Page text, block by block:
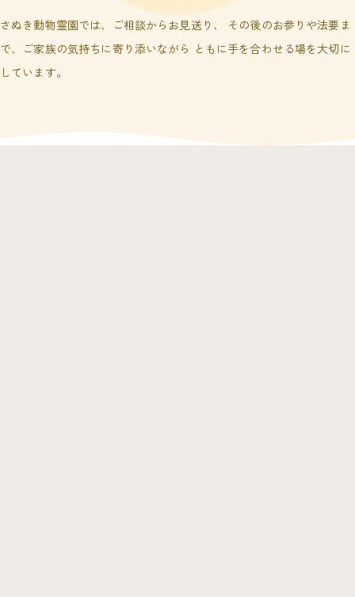
さぬき動物霊園では、ご相談からお見送り、 その後のお参りや法要ま
で、ご家族の気持ちに寄り添いながら ともに手を合わせる場を大切に
しています。